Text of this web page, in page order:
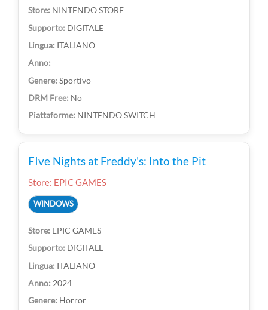
NINTENDO STORE
DIGITALE
ITALIANO
Sportivo
No
NINTENDO SWITCH
FIve Nights at Freddy's: Into the Pit
Store: EPIC GAMES
WINDOWS
EPIC GAMES
DIGITALE
ITALIANO
2024
Horror